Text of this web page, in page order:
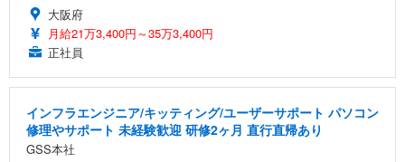
大阪府
月給21万3,400円～35万3,400円
正社員
インフラエンジニア/キッティング/ユーザーサポート パソコン
修理やサポート 未経験歓迎 研修2ヶ月 直行直帰あり
GSS本社